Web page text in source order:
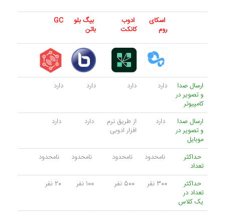
اسکای
روم
ادوب
کانکت
بیگ بلو
باتن
GC
ارسال صدا
و تصویر در
کامپیوتر
دارد دارد دارد دارد
ارسال صدا
و تصویر در
موبایل
دارد
از طریق نرم
افزار ادوبی
دارد دارد
حداکثر
تعداد
نامحدود نامحدود نامحدود نامحدود
حداکثر
تعداد در
یک کلاس
300 نفر